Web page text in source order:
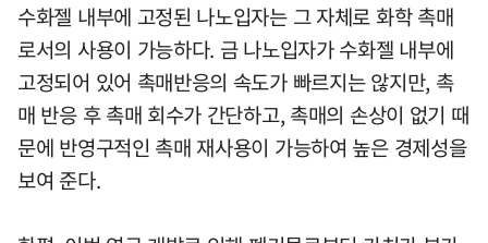
수화젤 내부에 고정된 나노입자는 그 자체로 화학 촉매
로서의 사용이 가능하다. 금 나노입자가 수화젤 내부에
고정되어 있어 촉매반응의 속도가 빠르지는 않지만, 촉
매 반응 후 촉매 회수가 간단하고, 촉매의 손상이 없기 때
문에 반영구적인 촉매 재사용이 가능하여 높은 경제성을
보여 준다.